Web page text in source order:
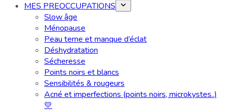
MES PREOCCUPATIONS
Slow âge
Ménopause
Peau terne et manque d’éclat
Déshydratation
Sécheresse
Points noirs et blancs
Sensibilités & rougeurs
Acné et imperfections (points noirs, microkystes..)
💛